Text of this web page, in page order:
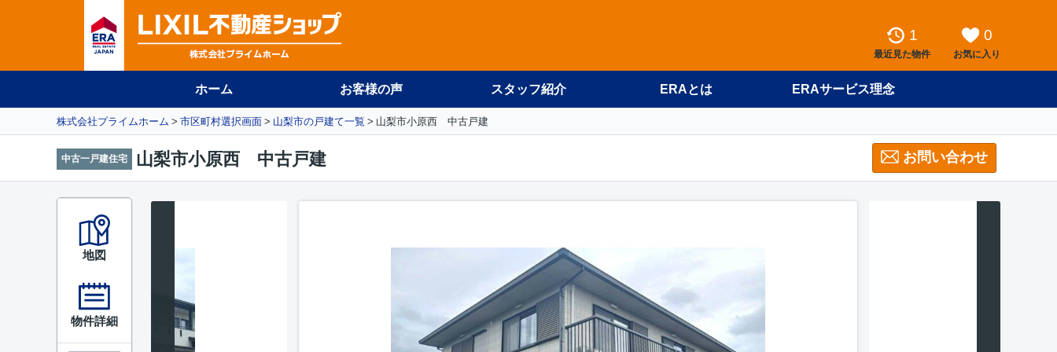
1
最近見た物件
0
お気に入り
ホーム お客様の声 スタッフ紹介 ERAとは ERAサービス理念
株式会社プライムホーム 市区町村選択画面 山梨市の戸建て一覧 山梨市小原西 中古戸建
中古一戸建住宅 山梨市小原西 中古戸建 お問い合わせ
地図
物件詳細